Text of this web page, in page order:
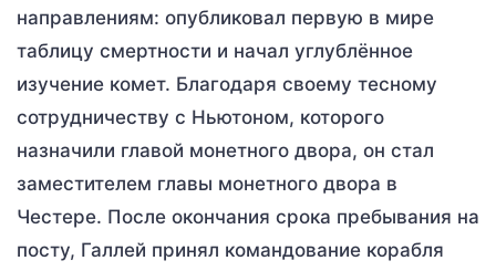
направлениям: опубликовал первую в мире
таблицу смертности и начал углублённое
изучение комет. Благодаря своему тесному
сотрудничеству с Ньютоном, которого
назначили главой монетного двора, он стал
заместителем главы монетного двора в
Честере. После окончания срока пребывания на
посту, Галлей принял командование корабля